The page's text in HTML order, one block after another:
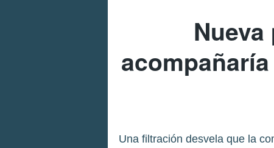
Una filtración desvela que la